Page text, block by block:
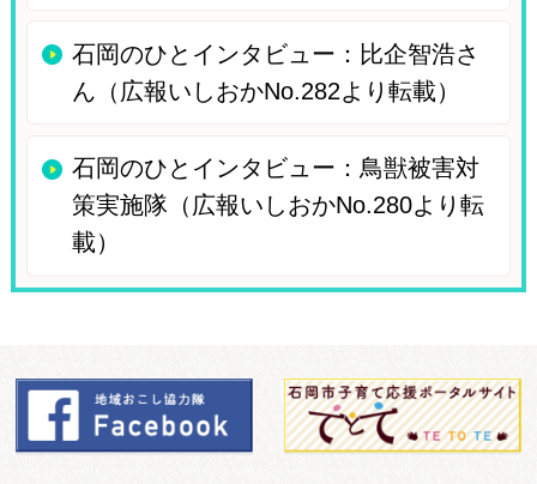
石岡のひとインタビュー：比企智浩さ
ん（広報いしおかNo.282より転載）
石岡のひとインタビュー：鳥獣被害対
策実施隊（広報いしおかNo.280より転
載）